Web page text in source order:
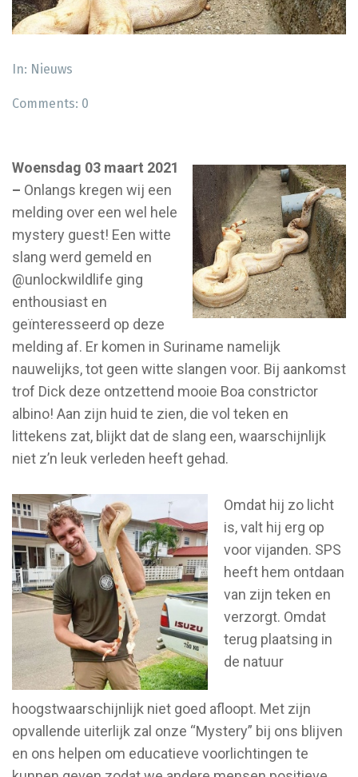
In: Nieuws
Comments: 0
Woensdag 03 maart 2021
– Onlangs kregen wij een
melding over een wel hele
mystery guest! Een witte
slang werd gemeld en
@unlockwildlife ging
enthousiast en
geïnteresseerd op deze
melding af. Er komen in Suriname namelijk
nauwelijks, tot geen witte slangen voor. Bij aankomst
trof Dick deze ontzettend mooie Boa constrictor
albino! Aan zijn huid te zien, die vol teken en
littekens zat, blijkt dat de slang een, waarschijnlijk
niet z’n leuk verleden heeft gehad.
Omdat hij zo licht
is, valt hij erg op
voor vijanden. SPS
heeft hem ontdaan
van zijn teken en
verzorgt. Omdat
terug plaatsing in
de natuur
hoogstwaarschijnlijk niet goed afloopt. Met zijn
opvallende uiterlijk zal onze “Mystery” bij ons blijven
en ons helpen om educatieve voorlichtingen te